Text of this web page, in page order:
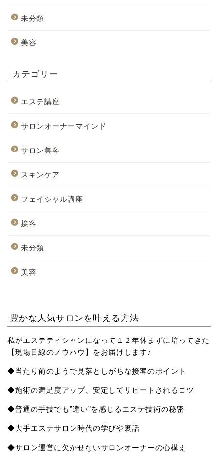
未分類
美容
カテゴリー
エステ講座
サロンオーナーマインド
サロン集客
スキンケア
フェイシャル講座
接客
未分類
美容
豊かな人気サロンを叶える方法
私がエステティシャンになって１２年休まずに培ってきた
【現場目線のノウハウ】をお届け します♪
◆当たり前のようで見落としがちな接客のポイント
◆施術の満足度アップ、安定してリピートされるコツ
◆普通の手技でも”違い”を感じるエステ技術の秘密
◆大手エステサロン時代の学びや裏話
◆サロン運営に欠かせないサロンオーナーの心構え